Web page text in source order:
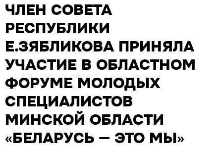
ЧЛЕН СОВЕТА
РЕСПУБЛИКИ
Е.ЗЯБЛИКОВА ПРИНЯЛА
УЧАСТИЕ В ОБЛАСТНОМ
ФОРУМЕ МОЛОДЫХ
СПЕЦИАЛИСТОВ
МИНСКОЙ ОБЛАСТИ
«БЕЛАРУСЬ — ЭТО МЫ»